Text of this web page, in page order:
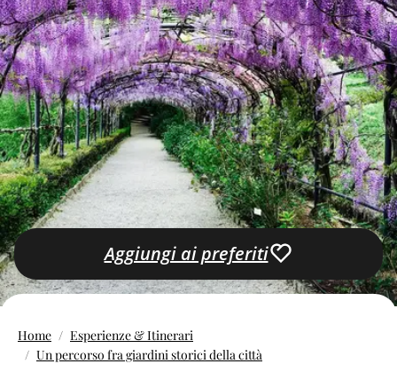
Aggiungi ai preferiti
Home
Esperienze & Itinerari
Un percorso fra giardini storici della città